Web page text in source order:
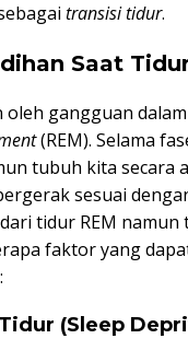
transisi tidur.
Saat
oleh gangguan
(REM). Selama
tubuh kita secara
sesuai
tidur REM namun
faktor yang
(Sleep